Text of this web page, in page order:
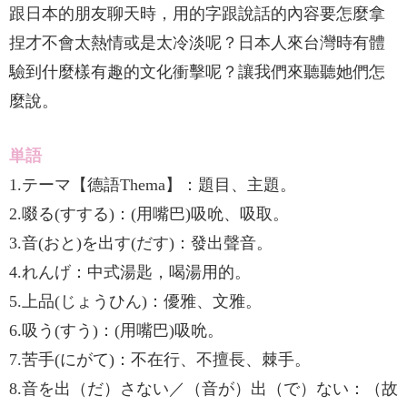
跟日本的朋友聊天時，用的字跟說話的內容要怎麼拿
捏才不會太熱情或是太冷淡呢？日本人來台灣時有體
驗到什麼樣有趣的文化衝擊呢？讓我們來聽聽她們怎
麼說。
単語
1.テーマ【德語Thema】：題目、主題。
2.啜る(すする)：(用嘴巴)吸吮、吸取。
3.音(おと)を出す(だす)：發出聲音。
4.れんげ：中式湯匙，喝湯用的。
5.上品(じょうひん)：優雅、文雅。
6.吸う(すう)：(用嘴巴)吸吮。
7.苦手(にがて)：不在行、不擅長、棘手。
8.音を出（だ）さない／（音が）出（で）ない：（故